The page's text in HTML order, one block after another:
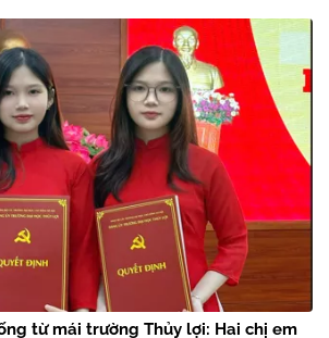
từ mái trường Thủy lợi: Hai chị em